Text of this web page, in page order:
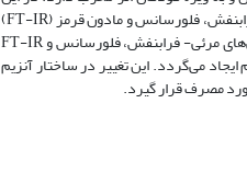
پژوهش تاثیر نیترات سرب بر ساختار آنزیم کاتالاز کبد گاو (BLC) با استفاده از الکتروفورز SDS-PAGE و روش‌های طیف‌سنجی مرئی-فرابنفش، فلورسانس و مادون قرمز (FT-IR)
مورد بررسی قرار گرفت. نتایج الکتروفورز نشان داد باند آنزیم در حضور غلظت‌های مختلف نیترات سرب تغییر نمی‌یابد. نتایج طیف‌سنجی‌های مرئی- فرابنفش، فلورسانس و FT-IR
می‌گردد. این تغییر در ساختار آنزیم
مصرف قرار گیرد.